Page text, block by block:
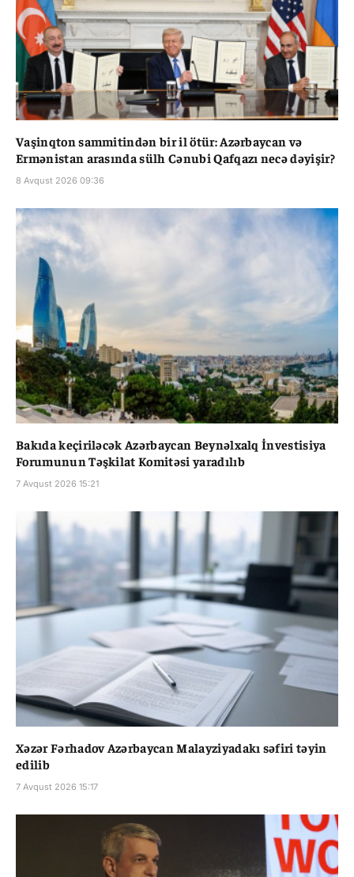
Vaşinqton sammitindən bir il ötür: Azərbaycan və
Ermənistan arasında sülh Cənubi Qafqazı necə dəyişir?
8 Avqust 2026 09:36
Bakıda keçiriləcək Azərbaycan Beynəlxalq İnvestisiya
Forumunun Təşkilat Komitəsi yaradılıb
7 Avqust 2026 15:21
Xəzər Fərhadov Azərbaycan Malayziyadakı səfiri təyin
edilib
7 Avqust 2026 15:17